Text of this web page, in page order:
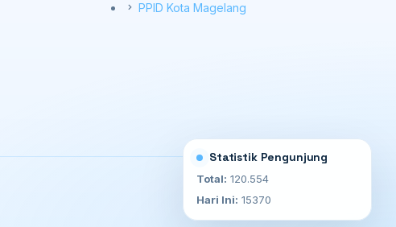
Statistik Pengunjung
Total: 120.554
Hari Ini: 15370
PPID Kota Magelang